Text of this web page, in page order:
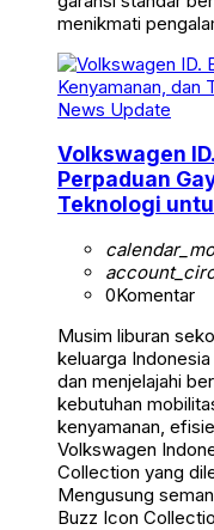
menikmati
News Update
Volkswagen
Perpaduan
Teknologi
0Komentar
Musim liburan
keluarga
dan menjelajahi
kebutuhan
kenyamanan,
Volkswagen
Collection yang
Mengusung
Buzz Icon